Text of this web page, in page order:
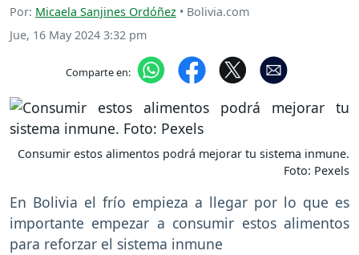
Por: Micaela Sanjines Ordóñez • Bolivia.com
Jue, 16 May 2024 3:32 pm
Comparte en:
Consumir estos alimentos podrá mejorar tu sistema inmune.
Foto: Pexels
En Bolivia el frío empieza a llegar por lo que es
importante empezar a consumir estos alimentos
para reforzar el sistema inmune